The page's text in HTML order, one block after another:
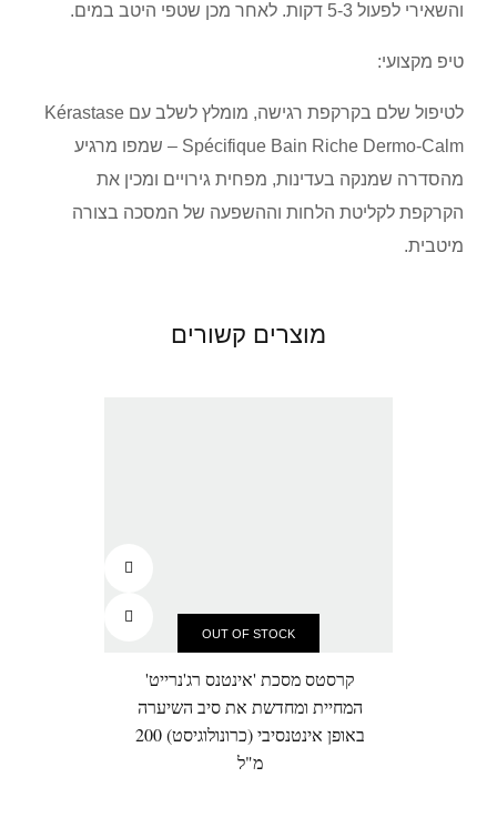
והשאירי לפעול 5-3 דקות. לאחר מכן שטפי היטב במים.
טיפ מקצועי:
לטיפול שלם בקרקפת רגישה, מומלץ לשלב עם Kérastase
Spécifique Bain Riche Dermo-Calm – שמפו מרגיע
מהסדרה שמנקה בעדינות, מפחית גירויים ומכין את
הקרקפת לקליטת הלחות וההשפעה של המסכה בצורה
מיטבית.
מוצרים קשורים
OUT OF STOCK
קרסטס מסכת 'אינטנס רג'נרייט'
המחיית ומחדשת את סיב השיערה
באופן אינטנסיבי (כרונולוגיסט) 200
מ"ל